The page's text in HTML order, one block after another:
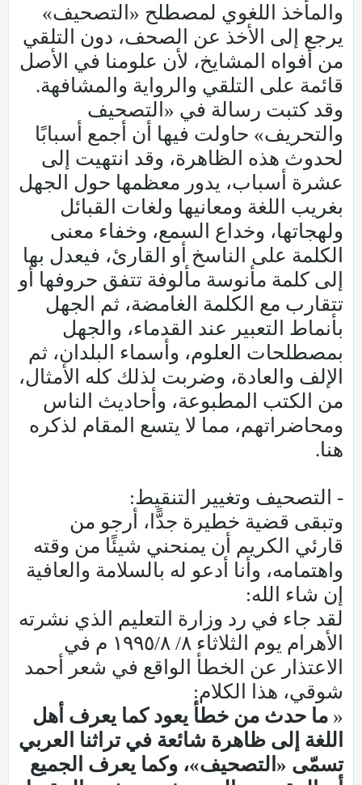
والمأخذ اللغوي لمصطلح «التصحيف»
يرجع إلى الأخذ عن الصحف، دون التلقي
من أفواه المشايخ، لأن علومنا في الأصل
قائمة على التلقي والرواية والمشافهة.
وقد كتبت رسالة في «التصحيف
والتحريف» حاولت فيها أن أجمع أسبابًا
لحدوث هذه الظاهرة، وقد انتهيت إلى
عشرة أسباب، يدور معظمها حول الجهل
بغريب اللغة ومعانيها ولغات القبائل
ولهجاتها، وخداع السمع، وخفاء معنى
الكلمة على الناسخ أو القارئ، فيعدل بها
إلى كلمة مأنوسة مألوفة تتفق حروفها أو
تتقارب مع الكلمة الغامضة، ثم الجهل
بأنماط التعبير عند القدماء، والجهل
بمصطلحات العلوم، وأسماء البلدان، ثم
الإلف والعادة، وضربت لذلك كله الأمثال،
من الكتب المطبوعة، وأحاديث الناس
ومحاضراتهم، مما لا يتسع المقام لذكره
هنا.
- التصحيف وتغيير التنقيط:
وتبقى قضية خطيرة جدًّا، أرجو من
قارئي الكريم أن يمنحني شيئًا من وقته
واهتمامه، وأنا أدعو له بالسلامة والعافية
إن شاء الله:
لقد جاء في رد وزارة التعليم الذي نشرته
الأهرام يوم الثلاثاء ٨/ ٨/‏١٩٩٥ م في
الاعتذار عن الخطأ الواقع في شعر أحمد
شوقي، هذا الكلام:
« ما حدث من خطأ يعود كما يعرف أهل
اللغة إلى ظاهرة شائعة في تراثنا العربي
تسمّى «التصحيف»، وكما يعرف الجميع